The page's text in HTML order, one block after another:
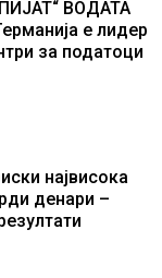
ВОДАТА
е лидер
за податоци
највисока
денари –